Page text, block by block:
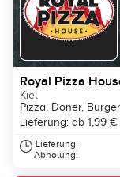
Royal Pizza
Kiel
Pizza, Döner,
Lieferung: ab 1,99 €
Lieferung:
Abholung: